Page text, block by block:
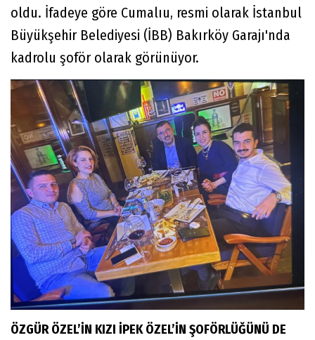
oldu. İfadeye göre Cumalıu, resmi olarak İstanbul
Büyükşehir Belediyesi (İBB) Bakırköy Garajı'nda
kadrolu şoför olarak görünüyor.
ÖZGÜR ÖZEL’İN KIZI İPEK ÖZEL’İN ŞOFÖRLÜĞÜNÜ DE